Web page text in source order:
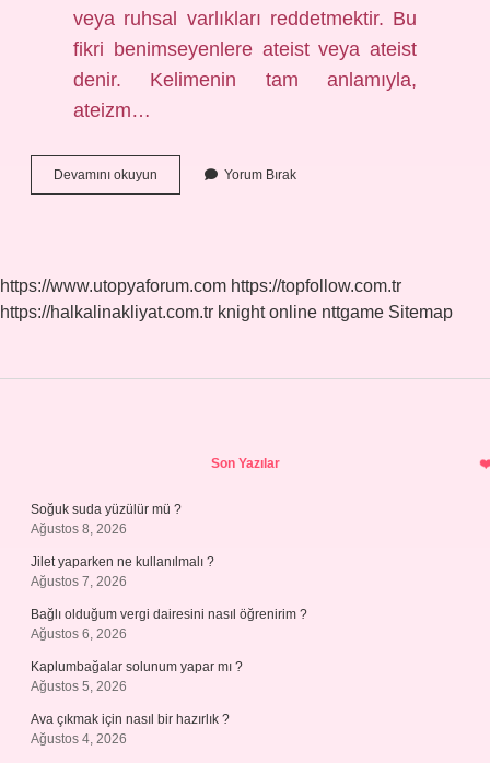
veya ruhsal varlıkları reddetmektir. Bu
fikri benimseyenlere ateist veya ateist
denir. Kelimenin tam anlamıyla,
ateizm…
Devamını okuyun
Ağacı
Yorum Bırak
https://www.utopyaforum.com https://topfollow.com.tr
https://halkalinakliyat.com.tr knight online nttgame Sitemap
Son Yazılar
Soğuk suda yüzülür mü ?
Ağustos 8, 2026
Jilet yaparken ne kullanılmalı ?
Ağustos 7, 2026
Bağlı olduğum vergi dairesini nasıl öğrenirim ?
Ağustos 6, 2026
Kaplumbağalar solunum yapar mı ?
Ağustos 5, 2026
Ava çıkmak için nasıl bir hazırlık ?
Ağustos 4, 2026